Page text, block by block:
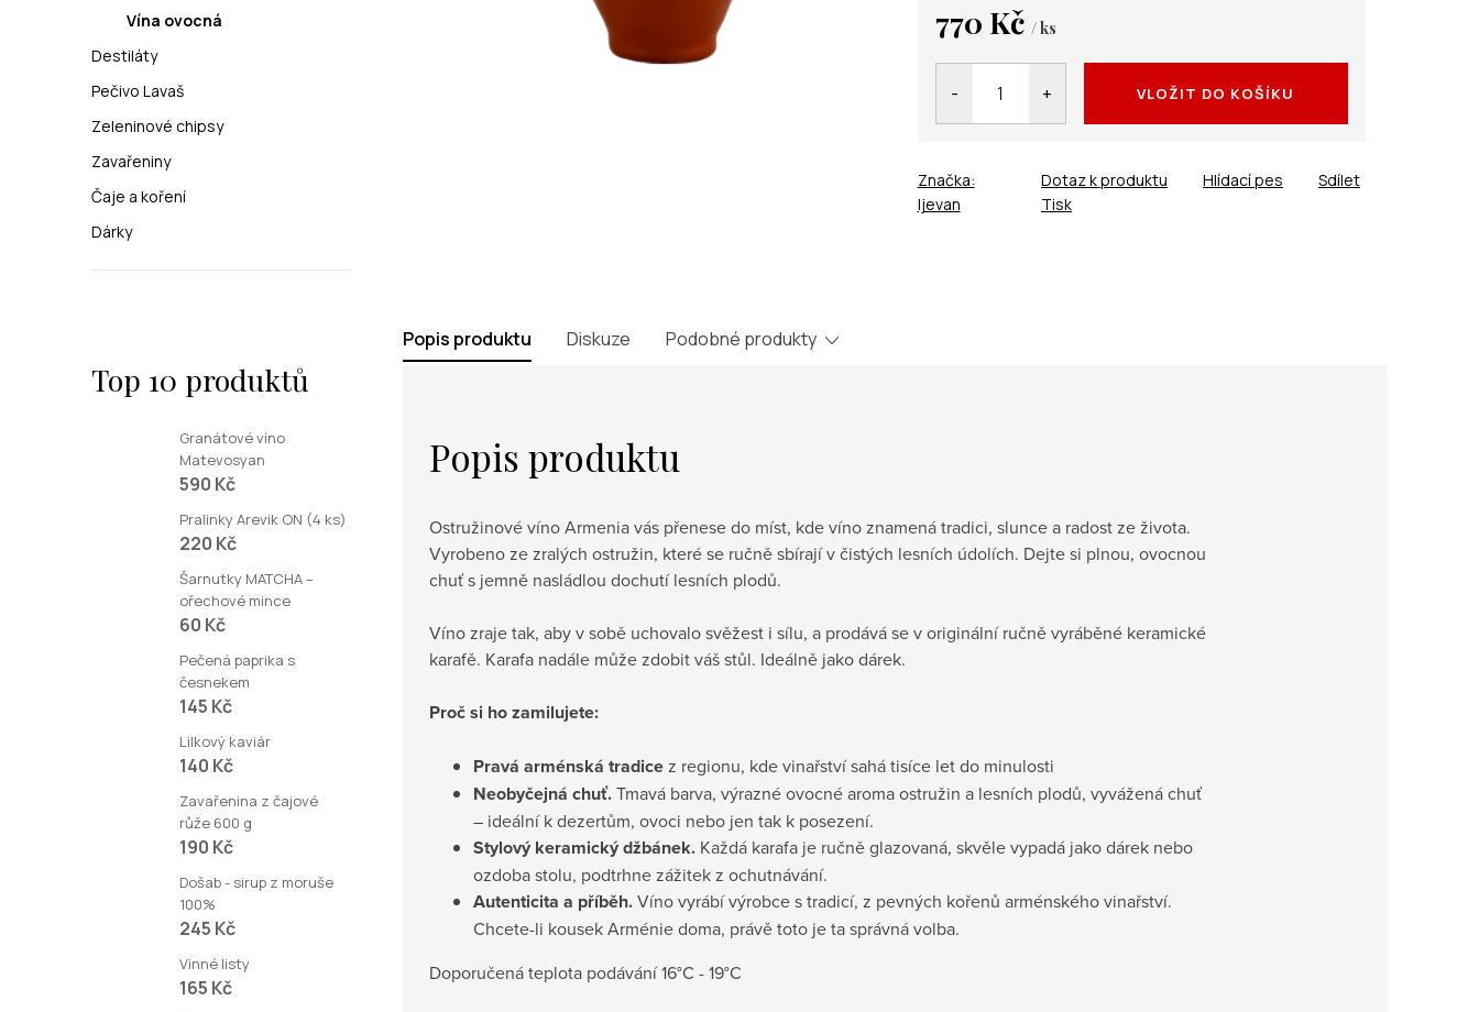
a
n
e
l
Vína ovocná
Destiláty
Pečivo Lavaš
Zeleninové chipsy
Zavařeniny
Čaje a koření
Dárky
Top 10 produktů
Granátové víno
Matevosyan
590 Kč
Pralinky Arevik ON (4 ks)
220 Kč
Šarnutky MATCHA –
ořechové mince
60 Kč
Pečená paprika s
česnekem
145 Kč
Lilkový kaviár
140 Kč
Zavařenina z čajové
růže 600 g
190 Kč
Došab - sirup z moruše
100%
245 Kč
Vinné listy
165 Kč
770 Kč / ks
Měrná
VLOŽIT DO KOŠÍKU
Značka:
Ijevan
Tisk
Dotaz k produktu Hlídací pes Sdílet
Popis produktu Diskuze Podobné produkty
Popis produktu
Ostružinové víno Armenia vás přenese do míst, kde víno znamená tradici, slunce a radost ze života.
Vyrobeno ze zralých ostružin, které se ručně sbírají v čistých lesních údolích. Dejte si plnou, ovocnou
chuť s jemně nasládlou dochutí lesních plodů.
Víno zraje tak, aby v sobě uchovalo svěžest i sílu, a prodává se v originální ručně vyráběné keramické
karafě. Karafa nadále může zdobit váš stůl. Ideálně jako dárek.
Proč si ho zamilujete:
Pravá arménská tradicez regionu, kde vinařství sahá tisíce let do minulosti
Neobyčejná chuť.Tmavá barva, výrazné ovocné aroma ostružin a lesních plodů, vyvážená chuť
– ideální k dezertům, ovoci nebo jen tak k posezení.
Stylový keramický džbánek. Každá karafa je ručně glazovaná, skvěle vypadá jako dárek nebo
ozdoba stolu, podtrhne zážitek z ochutnávání.
Autenticita a příběh.Víno vyrábí výrobce s tradicí, z pevných kořenů arménského vinařství.
Chcete-li kousek Arménie doma, právě toto je ta správná volba.
Doporučená teplota podávání 16°C - 19°C